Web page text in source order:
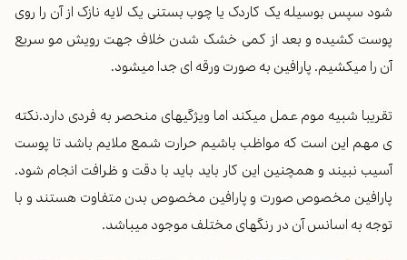
شود سپس بوسیله یک کاردک یا چوب بستنی یک لایه نازک از آن را روی
پوست کشیده و بعد از کمی خشک شدن خلاف جهت رویش مو سریع
آن را میکشیم. پارافین به صورت ورقه ای جدا میشود.
تقریبا شبیه موم عمل میکند اما ویژگیهای منحصر به فردی دارد.نکته
ی مهم این است که مواظب باشیم حرارت شمع ملایم باشد تا پوست
آسیب نبیند و همچنین این کار باید باید با دقت و ظرافت انجام شود.
پارافین مخصوص صورت و پارافین مخصوص بدن متفاوت هستند و با
توجه به اسانس آن در رنگهای مختلف موجود میباشد.